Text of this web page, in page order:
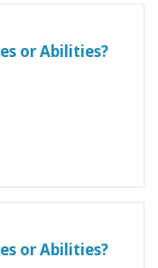
or Abilities?
or Abilities?